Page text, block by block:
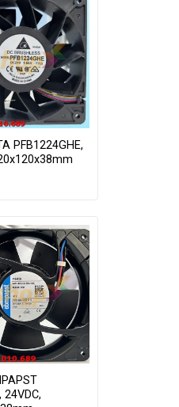
PFB1224GHE,
24VDC,